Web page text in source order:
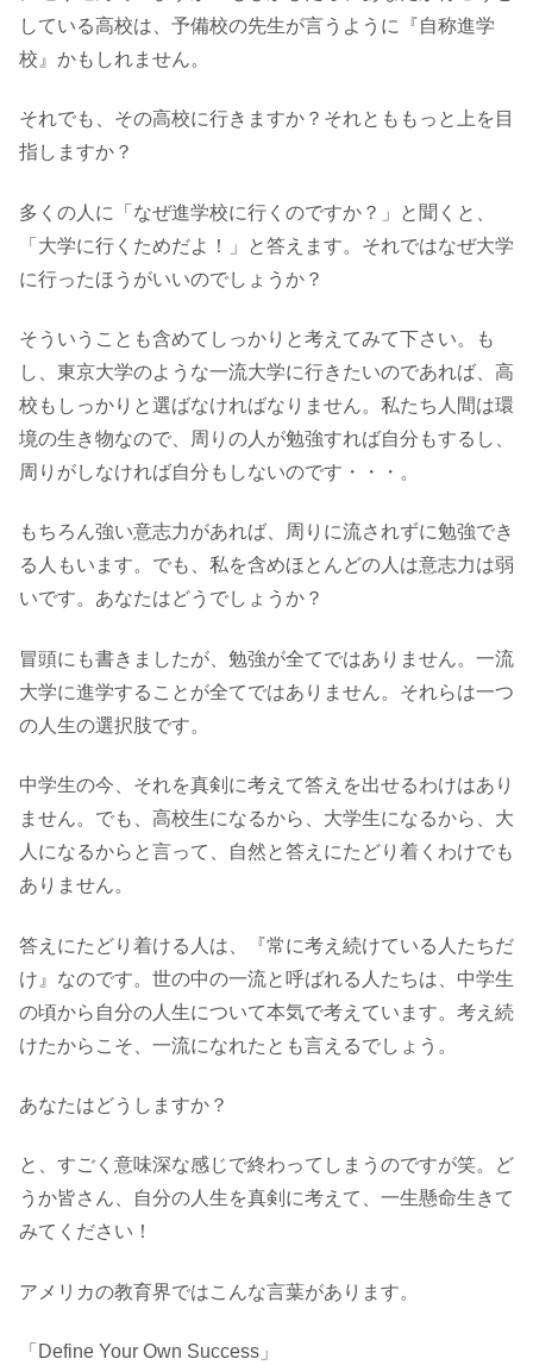
している高校は、予備校の先生が言うように『自称進学
校』かもしれません。
それでも、その高校に行きますか？それとももっと上を目
指しますか？
多くの人に「なぜ進学校に行くのですか？」と聞くと、
「大学に行くためだよ！」と答えます。それではなぜ大学
に行ったほうがいいのでしょうか？
そういうことも含めてしっかりと考えてみて下さい。も
し、東京大学のような一流大学に行きたいのであれば、高
校もしっかりと選ばなければなりません。私たち人間は環
境の生き物なので、周りの人が勉強すれば自分もするし、
周りがしなければ自分もしないのです・・・。
もちろん強い意志力があれば、周りに流されずに勉強でき
る人もいます。でも、私を含めほとんどの人は意志力は弱
いです。あなたはどうでしょうか？
冒頭にも書きましたが、勉強が全てではありません。一流
大学に進学することが全てではありません。それらは一つ
の人生の選択肢です。
中学生の今、それを真剣に考えて答えを出せるわけはあり
ません。でも、高校生になるから、大学生になるから、大
人になるからと言って、自然と答えにたどり着くわけでも
ありません。
答えにたどり着ける人は、『常に考え続けている人たちだ
け』なのです。世の中の一流と呼ばれる人たちは、中学生
の頃から自分の人生について本気で考えています。考え続
けたからこそ、一流になれたとも言えるでしょう。
あなたはどうしますか？
と、すごく意味深な感じで終わってしまうのですが笑。ど
うか皆さん、自分の人生を真剣に考えて、一生懸命生きて
みてください！
アメリカの教育界ではこんな言葉があります。
「Define Your Own Success」